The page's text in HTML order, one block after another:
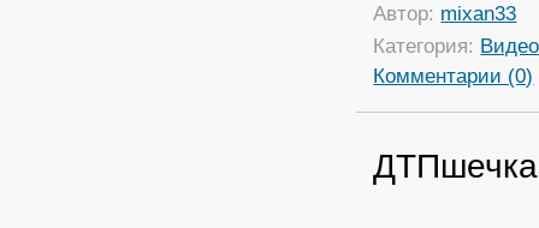
Автор: mixan33
Категория: Видео
Комментарии (0)